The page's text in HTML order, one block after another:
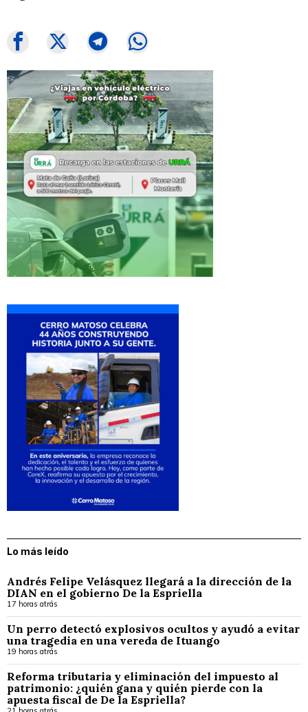
Lo más leído
Andrés Felipe Velásquez llegará a la dirección de la
DIAN en el gobierno De la Espriella
17 horas atrás
Un perro detectó explosivos ocultos y ayudó a evitar
una tragedia en una vereda de Ituango
19 horas atrás
Reforma tributaria y eliminación del impuesto al
patrimonio: ¿quién gana y quién pierde con la
apuesta fiscal de De la Espriella?